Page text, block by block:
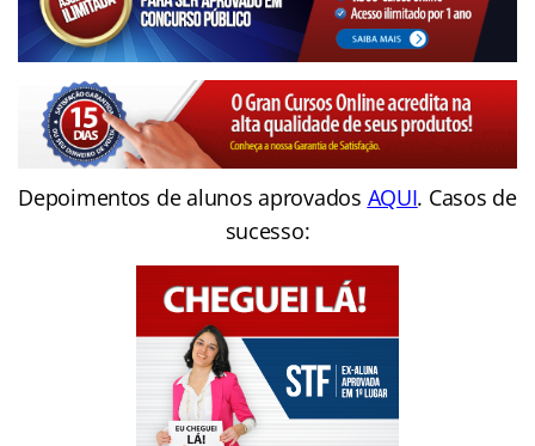
Depoimentos de alunos aprovados AQUI. Casos de
sucesso: